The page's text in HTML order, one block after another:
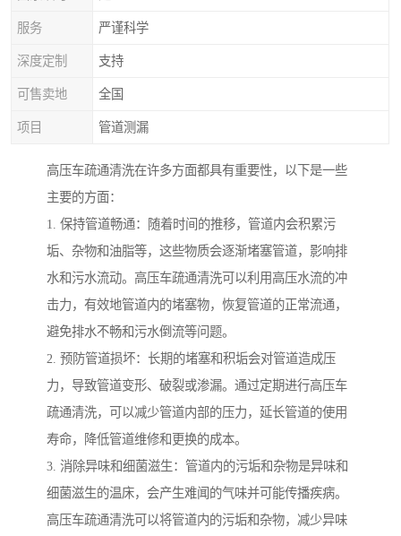
服务 严谨科学
深度定制 支持
可售卖地 全国
项目 管道测漏
高压车疏通清洗在许多方面都具有重要性，以下是一些
主要的方面：
1. 保持管道畅通：随着时间的推移，管道内会积累污
垢、杂物和油脂等，这些物质会逐渐堵塞管道，影响排
水和污水流动。高压车疏通清洗可以利用高压水流的冲
击力，有效地管道内的堵塞物，恢复管道的正常流通，
避免排水不畅和污水倒流等问题。
2. 预防管道损坏：长期的堵塞和积垢会对管道造成压
力，导致管道变形、破裂或渗漏。通过定期进行高压车
疏通清洗，可以减少管道内部的压力，延长管道的使用
寿命，降低管道维修和更换的成本。
3. 消除异味和细菌滋生：管道内的污垢和杂物是异味和
细菌滋生的温床，会产生难闻的气味并可能传播疾病。
高压车疏通清洗可以将管道内的污垢和杂物，减少异味